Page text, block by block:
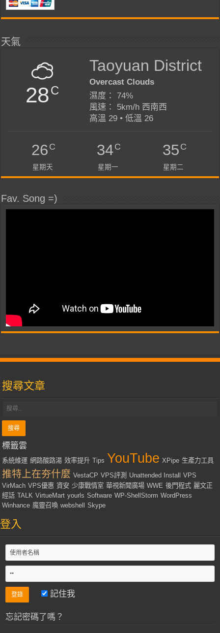
天氣
28C
Taoyuan District
Overcast Clouds
濕度： 74%
風速： 5km/h 西南西
高溫 29 • 低溫 26
26C
星期天
34C
星期一
35C
星期二
Fav. Song =)
搜尋文章
標籤雲
系統維運 網路酸路湯 效率提升 Tips YouTube XPipe 生產力工具
推特上在夯什麼 VestaCP VPS評測 Unattended Install
VPS
VirMach VPS優惠 資安 少康戰情室 華視新聞廣場 WWE 後門程式 麗文正
經話 TALK VirtueMart yourls Software WP-ShellStorm WordPress
Winhance 魔靈召喚 webshell Skype
登入
記住我
忘記密碼了嗎？